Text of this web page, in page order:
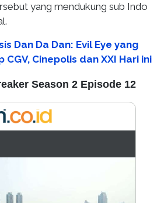
yang mendukung sub Indo
Dan Da Dan: Evil Eye yang
CGV, Cinepolis dan XXI Hari ini
Season 2 Episode 12